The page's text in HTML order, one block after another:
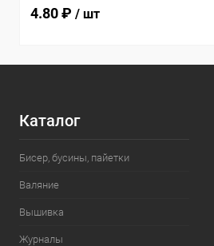
4.80 ₽ / шт
Каталог
Бисер, бусины, пайетки
Валяние
Вышивка
Журналы